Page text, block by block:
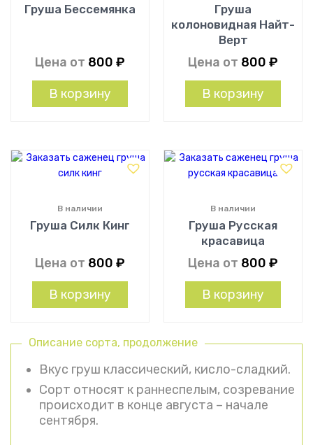
Описание сорта, продолжение
Вкус груш классический, кисло-сладкий.
Сорт относят к раннеспелым, созревание
происходит в конце августа – начале
сентября.
Груша Бессемянка
Цена от 800 ₽
В корзину
Груша
колоновидная Найт-
Верт
Цена от 800 ₽
В корзину
Груша Силк Кинг
В наличии
Цена от 800 ₽
В корзину
Груша Русская
красавица
В наличии
Цена от 800 ₽
В корзину